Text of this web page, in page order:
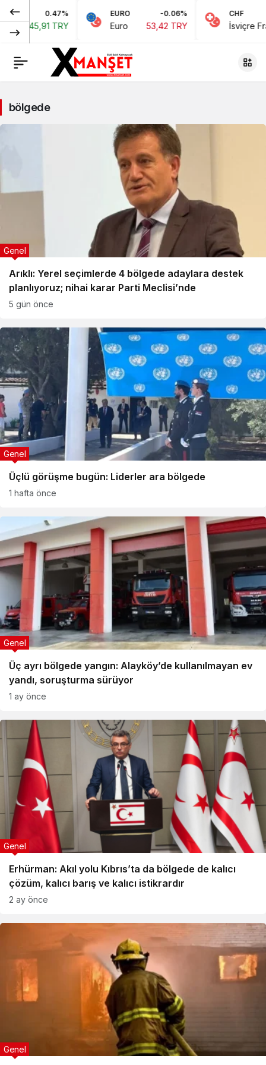
0.47% EURO -0.06%
53,42 TRY İsviçre Frangı
bölgede
Arıklı: Yerel seçimlerde 4 bölgede adaylara destek
planlıyoruz; nihai karar Parti Meclisi’nde
Genel
5 gün önce
Üçlü görüşme bugün: Liderler ara bölgede
Genel
1 hafta önce
Üç ayrı bölgede yangın: Alayköy’de kullanılmayan ev
yandı, soruşturma sürüyor
Genel
1 ay önce
Erhürman: Akıl yolu Kıbrıs’ta da bölgede de kalıcı
çözüm, kalıcı barış ve kalıcı istikrardır
Genel
2 ay önce
Genel